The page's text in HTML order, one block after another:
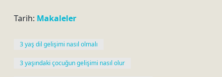
Tarih: Makaleler
3 yaş dil gelişimi nasıl olmalı
3 yaşındaki çocuğun gelişimi nasıl olur